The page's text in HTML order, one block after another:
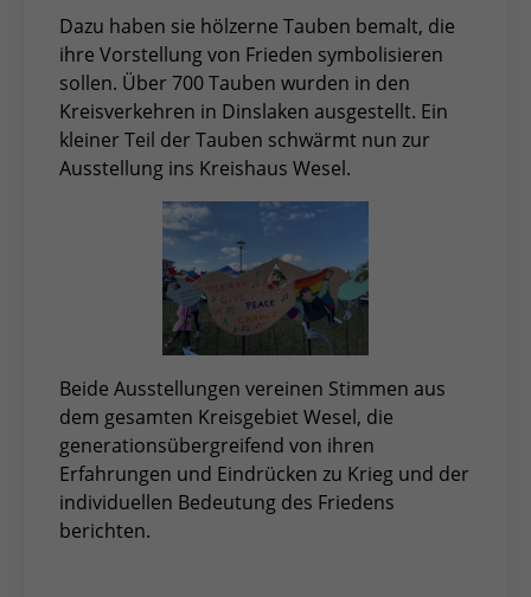
Dazu haben sie hölzerne Tauben bemalt, die
ihre Vorstellung von Frieden symbolisieren
sollen. Über 700 Tauben wurden in den
Kreisverkehren in Dinslaken ausgestellt. Ein
kleiner Teil der Tauben schwärmt nun zur
Ausstellung ins Kreishaus Wesel.
Beide Ausstellungen vereinen Stimmen aus
dem gesamten Kreisgebiet Wesel, die
generationsübergreifend von ihren
Erfahrungen und Eindrücken zu Krieg und der
individuellen Bedeutung des Friedens
berichten.